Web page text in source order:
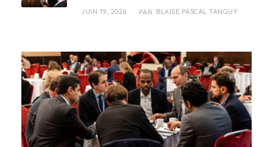
JUIN 19, 2026 PAR BLAISE PASCAL TANGUY